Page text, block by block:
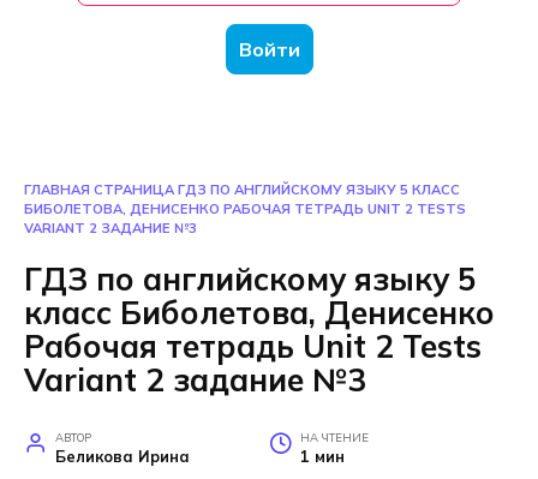
Войти
ГЛАВНАЯ СТРАНИЦА ГДЗ ПО АНГЛИЙСКОМУ ЯЗЫКУ 5 КЛАСС
БИБОЛЕТОВА, ДЕНИСЕНКО РАБОЧАЯ ТЕТРАДЬ UNIT 2 TESTS
VARIANT 2 ЗАДАНИЕ №3
ГДЗ по английскому языку 5
класс Биболетова, Денисенко
Рабочая тетрадь Unit 2 Tests
Variant 2 задание №3
АВТОР
Беликова Ирина
НА ЧТЕНИЕ
1 мин